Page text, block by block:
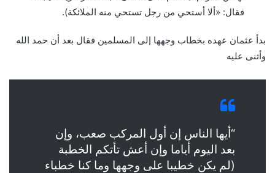
فقال: «ألا أستحي من رجل تستحي منه الملائكة).
بدأ عثمان عهده بخطاب وجهها إلى المسلمين فقال بعد أن حمد الله
وأثنى عليه
“أيها الناس إن أول المركب صعب، وإن
بعد اليوم أياما وإن أعش تأتكم الخطبة
(لم يكن خطيبا على وجهها وما كنا خطباء